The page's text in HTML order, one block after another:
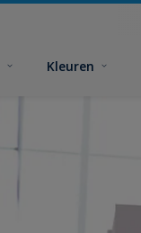
Kleuren